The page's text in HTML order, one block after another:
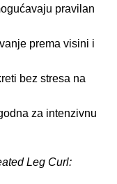
pravilan
prema visini i
bez stresa na
za intenzivnu
Leg Curl: